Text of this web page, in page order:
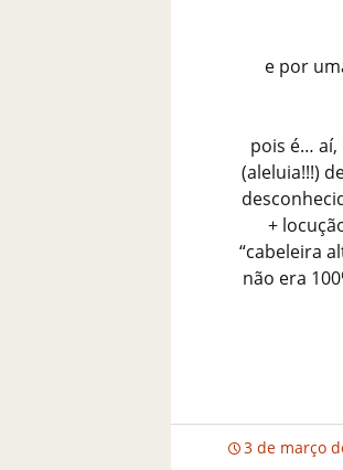
e por
pois é…
(aleluia!!!)
+
“cabeleira
não era
3 de março